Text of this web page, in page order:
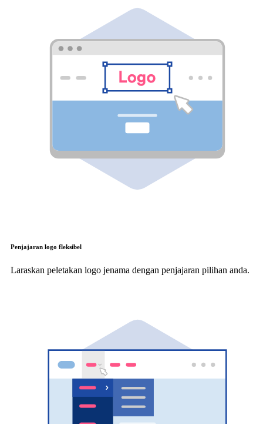
Penjajaran logo fleksibel
Laraskan peletakan logo jenama dengan penjajaran pilihan anda.